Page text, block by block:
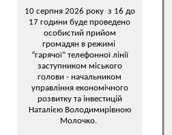
10 серпня 2026 року з 16 до
17 години буде проведено
особистий прийом
громадян в режимі
“гарячої” телефонної лінії
заступником міського
голови - начальником
управління економічного
розвитку та інвестицій
Наталією Володимирівною
Молочко.